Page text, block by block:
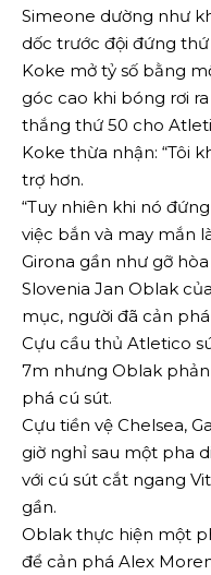
Simeone dường như
dốc trước đội đứng thứ
Koke mở tỷ số bằng
góc cao khi bóng rơi
thắng thứ 50 cho
Koke thừa nhận: “Tôi
trợ hơn.
“Tuy nhiên khi nó
việc bắn và may mắn
Girona gần như gỡ
Slovenia Jan Oblak
mục, người đã cản
Cựu cầu thủ Atletico
7m nhưng Oblak
phá cú sút.
Cựu tiền vệ Chelsea,
giờ nghỉ sau một pha
với cú sút cắt ngang
gần.
Oblak thực hiện một
để cản phá Alex